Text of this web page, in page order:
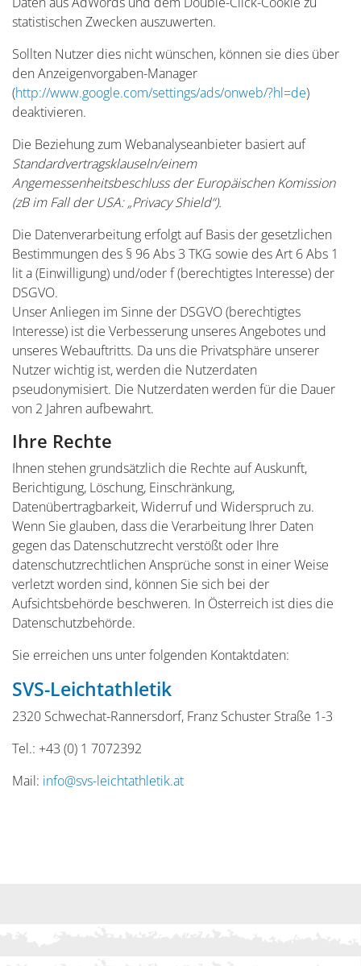
statistischen Zwecken auszuwerten.
Sollten Nutzer dies nicht wünschen, können sie dies über
den Anzeigenvorgaben-Manager
(http://www.google.com/settings/ads/onweb/?hl=de)
deaktivieren.
Die Beziehung zum Webanalyseanbieter basiert auf
Standardvertragsklauseln/einem
Angemessenheitsbeschluss der Europäischen Komission
(zB im Fall der USA: „Privacy Shield“).
Die Datenverarbeitung erfolgt auf Basis der gesetzlichen
Bestimmungen des § 96 Abs 3 TKG sowie des Art 6 Abs 1
lit a (Einwilligung) und/oder f (berechtigtes Interesse) der
DSGVO.
Unser Anliegen im Sinne der DSGVO (berechtigtes
Interesse) ist die Verbesserung unseres Angebotes und
unseres Webauftritts. Da uns die Privatsphäre unserer
Nutzer wichtig ist, werden die Nutzerdaten
pseudonymisiert. Die Nutzerdaten werden für die Dauer
von 2 Jahren aufbewahrt.
Ihre Rechte
Ihnen stehen grundsätzlich die Rechte auf Auskunft,
Berichtigung, Löschung, Einschränkung,
Datenübertragbarkeit, Widerruf und Widerspruch zu.
Wenn Sie glauben, dass die Verarbeitung Ihrer Daten
gegen das Datenschutzrecht verstößt oder Ihre
datenschutzrechtlichen Ansprüche sonst in einer Weise
verletzt worden sind, können Sie sich bei der
Aufsichtsbehörde beschweren. In Österreich ist dies die
Datenschutzbehörde.
Sie erreichen uns unter folgenden Kontaktdaten:
SVS-Leichtathletik
2320 Schwechat-Rannersdorf, Franz Schuster Straße 1-3
Tel.: +43 (0) 1 7072392
Mail: info@svs-leichtathletik.at